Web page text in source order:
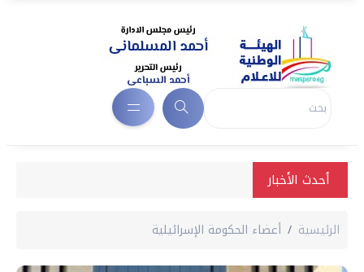
أحدث الأخبار
الرئيسية أعضاء الحكومة الإسرائيلية